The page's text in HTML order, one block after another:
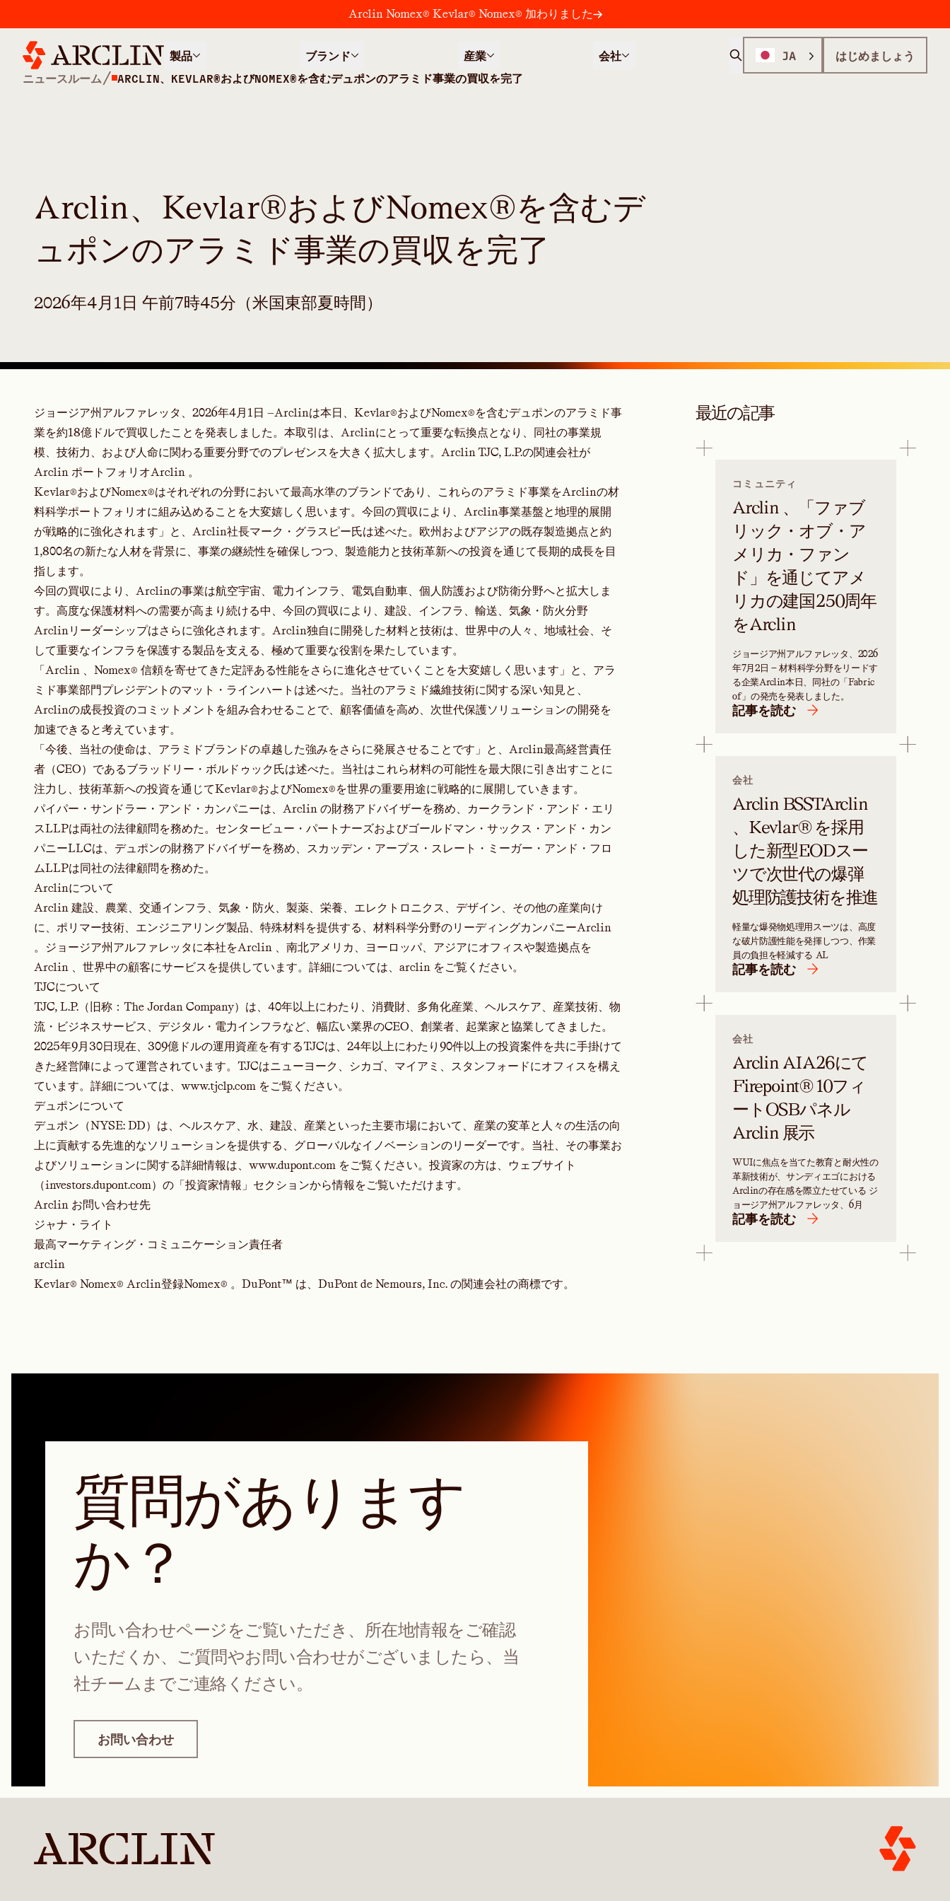
Arclin Nomex® Kevlar® Nomex® 加わりました
製品 ブランド 産業 会社 JA
はじめましょう
ニュースルーム / ARCLIN、KEVLAR®およびNOMEX®を含むデュポンのアラミド事業の買収を完了
Arclin、Kevlar®およびNomex®を含むデ
ュポンのアラミド事業の買収を完了
2026年4月1日 午前7時45分（米国東部夏時間）
ジョージア州アルファレッタ、2026年4月1日 —Arclinは本日、Kevlar®およびNomex®を含むデュポンのアラミド事
業を約18億ドルで買収したことを発表しました。 本取引は、Arclinにとって重要な転換点となり、同社の事業規
模、技術力、および人命に関わる重要分野でのプレゼンスを大きく拡大します。Arclin TJC, L.P.の関連会社が
Arclin ポートフォリオArclin 。
Kevlar®およびNomex®はそれぞれの分野において最高水準のブランドであり、これらのアラミド事業をArclinの材
料科学ポートフォリオに組み込めることを大変嬉しく思います。今回の買収により、Arclin事業基盤と地理的展開
が戦略的に強化されます」と、Arclin社長マーク・グラスピー氏は述べた。欧州およびアジアの既存製造拠点と約
1,800名の新たな人材を背景に、事業の継続性を確保しつつ、製造能力と技術革新への投資を通じて長期的成長を目
指します。
今回の買収により、Arclinの事業は航空宇宙、電力インフラ、電気自動車、個人防護および防衛分野へと拡大しま
す。高度な保護材料への需要が高まり続ける中、今回の買収により、建設、インフラ、輸送、気象・防火分野
Arclinリーダーシップはさらに強化されます。Arclin独自に開発した材料と技術は、世界中の人々、地域社会、そ
して重要なインフラを保護する製品を支える、極めて重要な役割を果たしています。
「Arclin 、Nomex® 信頼を寄せてきた定評ある性能をさらに進化させていくことを大変嬉しく思います」と、アラ
ミド事業部門プレジデントのマット・ラインハートは述べた。当社のアラミド繊維技術に関する深い知見と、
Arclinの成長投資のコミットメントを組み合わせることで、顧客価値を高め、次世代保護ソリューションの開発を
加速できると考えています。
「今後、当社の使命は、アラミドブランドの卓越した強みをさらに発展させることです」と、Arclin最高経営責任
者（CEO）であるブラッドリー・ボルドゥック氏は述べた。当社はこれら材料の可能性を最大限に引き出すことに
注力し、技術革新への投資を通じてKevlar®およびNomex®を世界の重要用途に戦略的に展開していきます。
パイパー・サンドラー・アンド・カンパニーは、Arclin の財務アドバイザーを務め、カークランド・アンド・エリ
スLLPは両社の法律顧問を務めた。センタービュー・パートナーズおよびゴールドマン・サックス・アンド・カン
パニーLLCは、デュポンの財務アドバイザーを務め、スカッデン・アープス・スレート・ミーガー・アンド・フロ
ムLLPは同社の法律顧問を務めた。
Arclinについて
Arclin 建設、農業、交通インフラ、気象・防火、製薬、栄養、エレクトロニクス、デザイン、その他の産業向け
に、ポリマー技術、エンジニアリング製品、特殊材料を提供する、材料科学分野のリーディングカンパニーArclin
。ジョージア州アルファレッタに本社をArclin 、南北アメリカ、ヨーロッパ、アジアにオフィスや製造拠点を
Arclin 、世界中の顧客にサービスを提供しています。詳細については、 arclin をご覧ください。
TJCについて
TJC, L.P.（旧称：The Jordan Company）は、40年以上にわたり、消費財、多角化産業、ヘルスケア、産業技術、物
流・ビジネスサービス、デジタル・電力インフラなど、幅広い業界のCEO、創業者、起業家と協業してきました。
2025年9月30日現在、309億ドルの運用資産を有するTJCは、24年以上にわたり90件以上の投資案件を共に手掛けて
きた経営陣によって運営されています。TJCはニューヨーク、シカゴ、マイアミ、スタンフォードにオフィスを構え
ています。詳細については、 www.tjclp.com をご覧ください。
デュポンについて
デュポン（NYSE: DD）は、ヘルスケア、水、建設、産業といった主要市場において、産業の変革と人々の生活の向
上に貢献する先進的なソリューションを提供する、グローバルなイノベーションのリーダーです。当社、その事業お
よびソリューションに関する詳細情報は、www.dupont.com をご覧ください。投資家の方は、ウェブサイト
（investors.dupont.com）の「投資家情報」セクションから情報をご覧いただけます。
Arclin お問い合わせ先
ジャナ・ライト
最高マーケティング・コミュニケーション責任者
arclin
Kevlar® Nomex® Arclin登録Nomex® 。DuPont™ は、DuPont de Nemours, Inc. の関連会社の商標です。
最近の記事
コミュニティ
Arclin 、「ファブ
リック・オブ・ア
メリカ・ファン
ド」を通じてアメ
リカの建国250周年
をArclin
ジョージア州アルファレッタ、2026
年7月2日 — 材料科学分野をリードす
る企業Arclin本日、同社の「Fabric
of」の発売を発表しました。
記事を読む
会社
Arclin BSSTArclin
、Kevlar® を採用
した新型EODスー
ツで次世代の爆弾
処理防護技術を推進
軽量な爆発物処理用スーツは、高度
な破片防護性能を発揮しつつ、作業
員の負担を軽減する AL
記事を読む
会社
Arclin AIA26にて
Firepoint® 10フィ
ートOSBパネル
Arclin 展示
WUIに焦点を当てた教育と耐火性の
革新技術が、サンディエゴにおける
Arclinの存在感を際立たせている ジ
ョージア州アルファレッタ、6月
記事を読む
質問があります
か？
お問い合わせページをご覧いただき、所在地情報をご確認
いただくか、ご質問やお問い合わせがございましたら、当
社チームまでご連絡ください。
お問い合わせ